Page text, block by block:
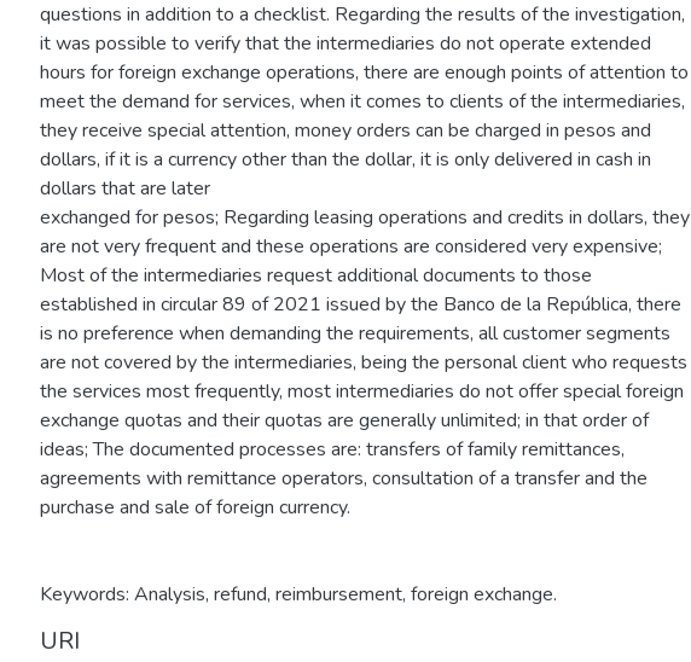
questions in addition to a checklist. Regarding the results of the investigation,
it was possible to verify that the intermediaries do not operate extended
hours for foreign exchange operations, there are enough points of attention to
meet the demand for services, when it comes to clients of the intermediaries,
they receive special attention, money orders can be charged in pesos and
dollars, if it is a currency other than the dollar, it is only delivered in cash in
dollars that are later
exchanged for pesos; Regarding leasing operations and credits in dollars, they
are not very frequent and these operations are considered very expensive;
Most of the intermediaries request additional documents to those
established in circular 89 of 2021 issued by the Banco de la República, there
is no preference when demanding the requirements, all customer segments
are not covered by the intermediaries, being the personal client who requests
the services most frequently, most intermediaries do not offer special foreign
exchange quotas and their quotas are generally unlimited; in that order of
ideas; The documented processes are: transfers of family remittances,
agreements with remittance operators, consultation of a transfer and the
purchase and sale of foreign currency.
Keywords: Analysis, refund, reimbursement, foreign exchange.
URI